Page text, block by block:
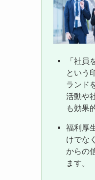
「社員
という
ランド
活動や
も効果
福利厚
けでな
からの
ます。